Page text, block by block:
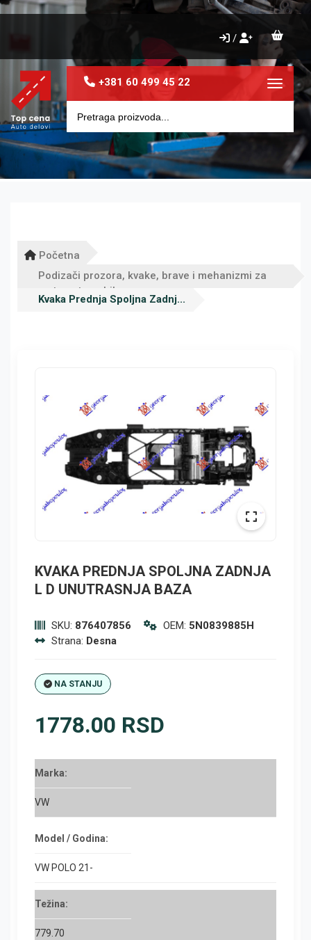
/
+381 60 499 45 22 Toggle
Početna
Podizači prozora, kvake, brave i mehanizmi za
vrata automobila
Kvaka Prednja Spoljna Zadnj...
KVAKA PREDNJA SPOLJNA ZADNJA
L D UNUTRASNJA BAZA
SKU: 876407856 OEM: 5N0839885H
Strana: Desna
NA STANJU
1778.00 RSD
Marka:
VW
Model / Godina:
VW POLO 21-
Težina:
779.70